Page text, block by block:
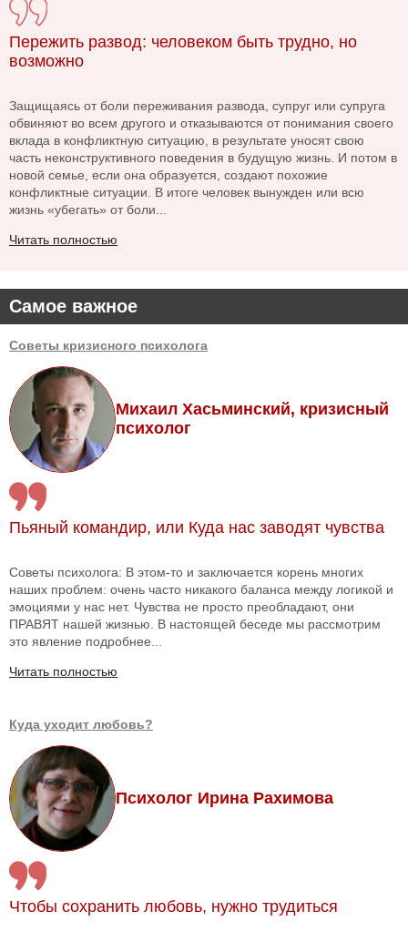
Самое важное
Советы кризисного психолога
Михаил Хасьминский, кризисный
психолог
Пьяный командир, или Куда нас заводят чувства
Советы психолога: В этом-то и заключается корень многих
наших проблем: очень часто никакого баланса между логикой и
эмоциями у нас нет. Чувства не просто преобладают, они
ПРАВЯТ нашей жизнью. В настоящей беседе мы рассмотрим
это явление подробнее...
Читать полностью
Куда уходит любовь?
Психолог Ирина Рахимова
Чтобы сохранить любовь, нужно трудиться
Пережить развод: человеком быть трудно, но
возможно
Защищаясь от боли переживания развода, супруг или супруга
обвиняют во всем другого и отказываются от понимания своего
вклада в конфликтную ситуацию, в результате уносят свою
часть неконструктивного поведения в будущую жизнь. И потом в
новой семье, если она образуется, создают похожие
конфликтные ситуации. В итоге человек вынужден или всю
жизнь «убегать» от боли...
Читать полностью